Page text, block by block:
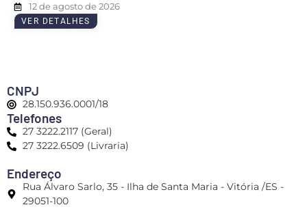
12 de agosto de 2026
VER DETALHES
CNPJ
28.150.936.0001/18
Telefones
27 3222.2117 (Geral)
27 3222.6509 (Livraria)
Endereço
Rua Álvaro Sarlo, 35 - Ilha de Santa Maria - Vitória /ES -
29051-100